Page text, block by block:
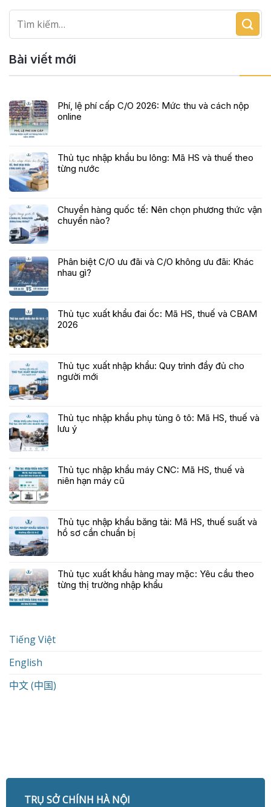
Bài viết mới
Phí, lệ phí cấp C/O 2026: Mức thu và cách nộp
online
Thủ tục nhập khẩu bu lông: Mã HS và thuế theo
từng nước
Chuyển hàng quốc tế: Nên chọn phương thức vận
chuyển nào?
Phân biệt C/O ưu đãi và C/O không ưu đãi: Khác
nhau gì?
Thủ tục xuất khẩu đai ốc: Mã HS, thuế và CBAM
2026
Thủ tục xuất nhập khẩu: Quy trình đầy đủ cho
người mới
Thủ tục nhập khẩu phụ tùng ô tô: Mã HS, thuế và
lưu ý
Thủ tục nhập khẩu máy CNC: Mã HS, thuế và
niên hạn máy cũ
Thủ tục nhập khẩu băng tải: Mã HS, thuế suất và
hồ sơ cần chuẩn bị
Thủ tục xuất khẩu hàng may mặc: Yêu cầu theo
từng thị trường nhập khẩu
Tiếng Việt
English
中文 (中国)
TRỤ SỞ CHÍNH HÀ NỘI